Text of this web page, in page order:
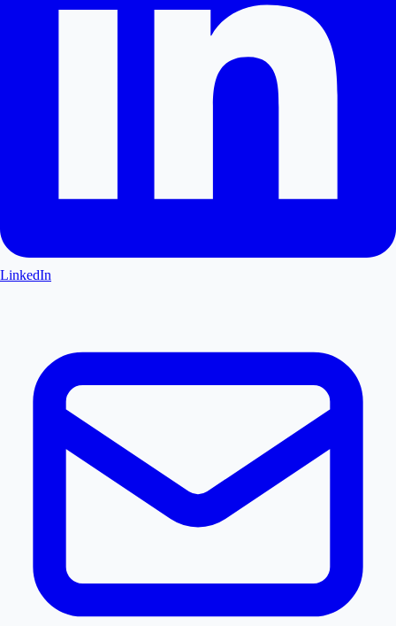
LinkedIn